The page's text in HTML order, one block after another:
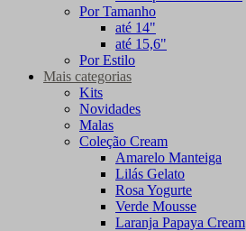
Por Tamanho
até 14"
até 15,6"
Por Estilo
Mais categorias
Kits
Novidades
Malas
Coleção Cream
Amarelo Manteiga
Lilás Gelato
Rosa Yogurte
Verde Mousse
Laranja Papaya Cream